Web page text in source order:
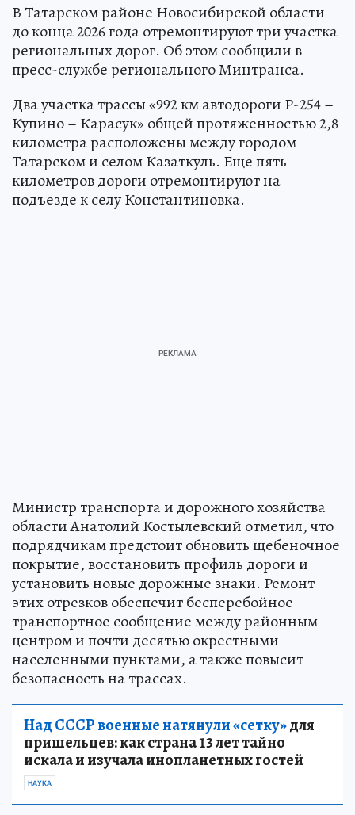
В Татарском районе Новосибирской области
до конца 2026 года отремонтируют три участка
региональных дорог. Об этом сообщили в
пресс-службе регионального Минтранса.
Два участка трассы «992 км автодороги Р-254 –
Купино – Карасук» общей протяженностью 2,8
километра расположены между городом
Татарском и селом Казаткуль. Еще пять
километров дороги отремонтируют на
подъезде к селу Константиновка.
Министр транспорта и дорожного хозяйства
области Анатолий Костылевский отметил, что
подрядчикам предстоит обновить щебеночное
покрытие, восстановить профиль дороги и
установить новые дорожные знаки. Ремонт
этих отрезков обеспечит бесперебойное
транспортное сообщение между районным
центром и почти десятью окрестными
населенными пунктами, а также повысит
безопасность на трассах.
Над СССР военные натянули «сетку»для
пришельцев: как страна 13 лет тайно
искала и изучала инопланетных гостей
НАУКА